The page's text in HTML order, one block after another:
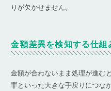
りが欠かせません。
金額差異を検知する仕組
金額が合わないまま処理が進む
罪といった大きな手戻りにつな